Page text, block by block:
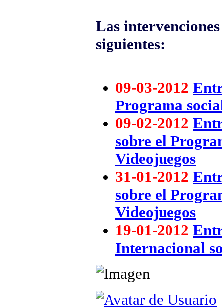
Las
siguientes:
09-03-2012
Programa
09-02-2012
sobre el
Videojuegos
31-01-2012
sobre el
Videojuegos
19-01-2012
Internacional